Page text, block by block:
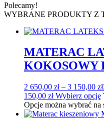
Polecamy!
WYBRANE PRODUKTY Z
MATERAC
KOKOSOWY
2 650,00 zł – 3 150,00 zł
150,00 zł Wybierz opcję
Opcje można wybrać na